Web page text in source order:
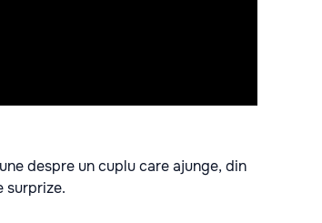
despre un cuplu care ajunge, din
surprize.